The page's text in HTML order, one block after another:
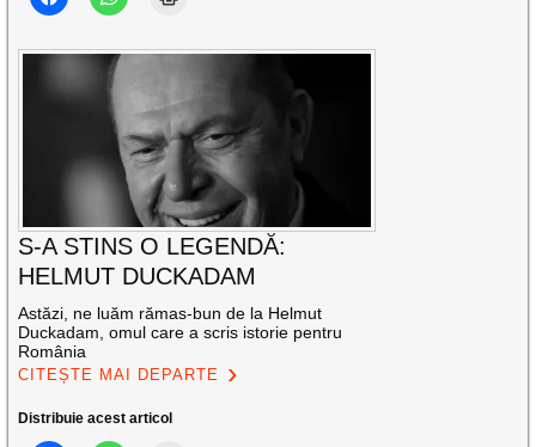
S-A STINS O LEGENDĂ:
HELMUT DUCKADAM
Astăzi, ne luăm rămas-bun de la Helmut
Duckadam, omul care a scris istorie pentru
România
CITEȘTE MAI DEPARTE
Distribuie acest articol